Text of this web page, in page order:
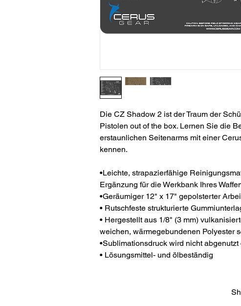
Die CZ Shadow 2 ist der Traum der
Pistolen out of the box. Lernen Sie die
erstaunlichen Seitenarms mit einer
kennen.
•Leichte, strapazierfähige
Ergänzung für die Werkbank Ihres
•Geräumiger 12" x 17" gepolsterter
• Rutschfeste strukturierte
• Hergestellt aus 1/8" (3 mm)
weichen, wärmegebundenen Polyester
•Sublimationsdruck wird nicht
• Lösungsmittel- und ölbeständig